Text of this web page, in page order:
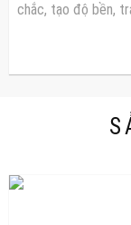
chắc, tạo độ bền,